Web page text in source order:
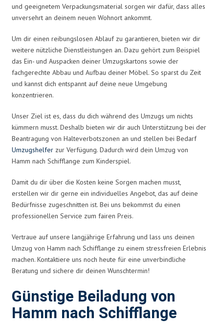
und geeignetem Verpackungsmaterial sorgen wir dafür, dass alles
unversehrt an deinem neuen Wohnort ankommt.
Um dir einen reibungslosen Ablauf zu garantieren, bieten wir dir
weitere nützliche Dienstleistungen an. Dazu gehört zum Beispiel
das Ein- und Auspacken deiner Umzugskartons sowie der
fachgerechte Abbau und Aufbau deiner Möbel. So sparst du Zeit
und kannst dich entspannt auf deine neue Umgebung
konzentrieren.
Unser Ziel ist es, dass du dich während des Umzugs um nichts
kümmern musst. Deshalb bieten wir dir auch Unterstützung bei der
Beantragung von Halteverbotszonen an und stellen bei Bedarf
Umzugshelfer zur Verfügung. Dadurch wird dein Umzug von
Hamm nach Schifflange zum Kinderspiel.
Damit du dir über die Kosten keine Sorgen machen musst,
erstellen wir dir gerne ein individuelles Angebot, das auf deine
Bedürfnisse zugeschnitten ist. Bei uns bekommst du einen
professionellen Service zum fairen Preis.
Vertraue auf unsere langjährige Erfahrung und lass uns deinen
Umzug von Hamm nach Schifflange zu einem stressfreien Erlebnis
machen. Kontaktiere uns noch heute für eine unverbindliche
Beratung und sichere dir deinen Wunschtermin!
Günstige Beiladung von
Hamm nach Schifflange